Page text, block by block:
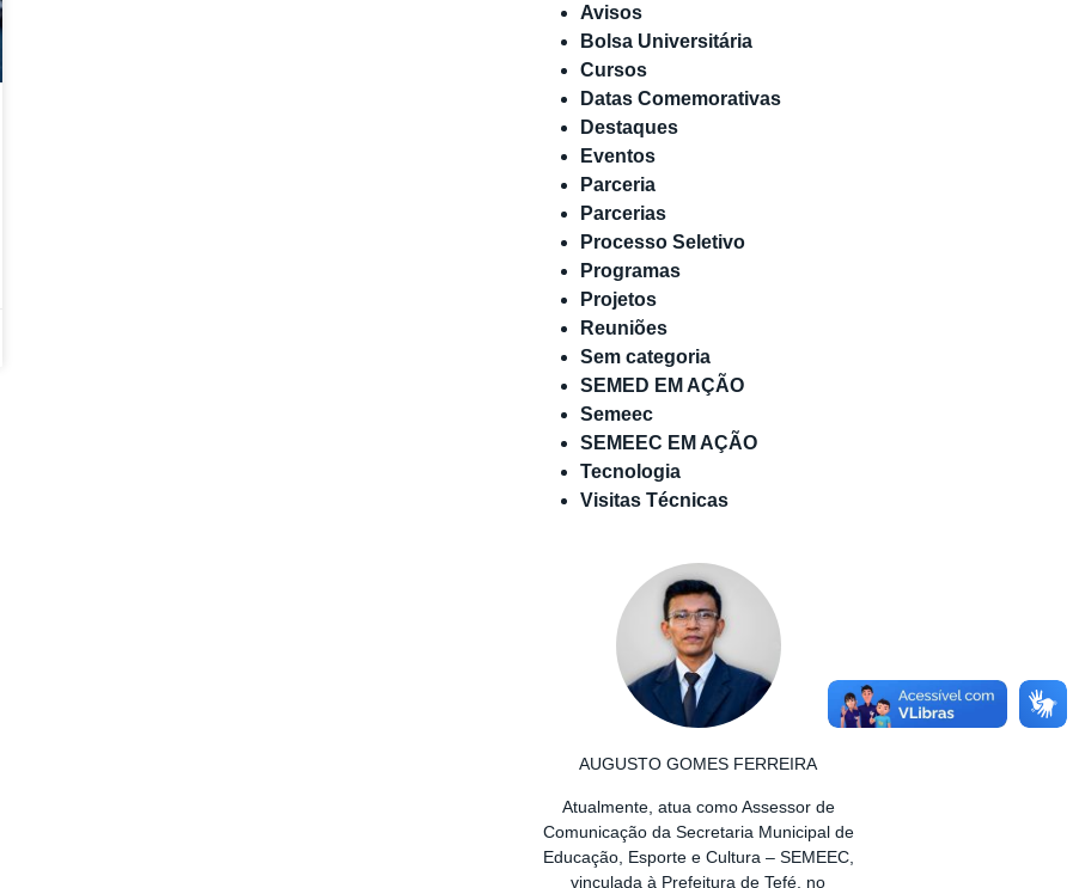
Avisos
Bolsa Universitária
Cursos
Datas Comemorativas
Destaques
Eventos
Parceria
Parcerias
Processo Seletivo
Programas
Projetos
Reuniões
Sem categoria
SEMED EM AÇÃO
Semeec
SEMEEC EM AÇÃO
Tecnologia
Visitas Técnicas
AUGUSTO GOMES FERREIRA
Atualmente, atua como Assessor de
Comunicação da Secretaria Municipal de
Educação, Esporte e Cultura – SEMEEC,
vinculada à Prefeitura de Tefé, no